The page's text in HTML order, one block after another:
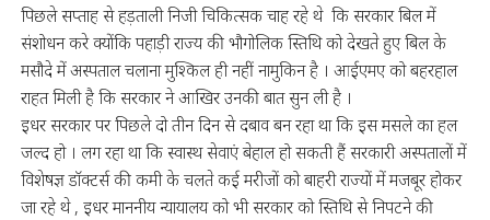
पिछले सप्ताह से हड़ताली निजी चिकित्सक चाह रहे थे कि सरकार बिल में
संशोधन करे क्योंकि पहाड़ी राज्य की भौगोलिक स्तिथि को देखते हुए बिल के
मसौदे में अस्पताल चलाना मुश्किल ही नहीं नामुकिन है । आईएमए को बहरहाल
राहत मिली है कि सरकार ने आखिर उनकी बात सुन ली है ।
इधर सरकार पर पिछले दो तीन दिन से दबाव बन रहा था कि इस मसले का हल
जल्द हो । लग रहा था कि स्वास्थ सेवाएं बेहाल हो सकती हैं सरकारी अस्पतालों में
विशेषज्ञ डॉक्टर्स की कमी के चलते कई मरीजों को बाहरी राज्यों में मजबूर होकर
जा रहे थे , इधर माननीय न्यायालय को भी सरकार को स्तिथि से निपटने की